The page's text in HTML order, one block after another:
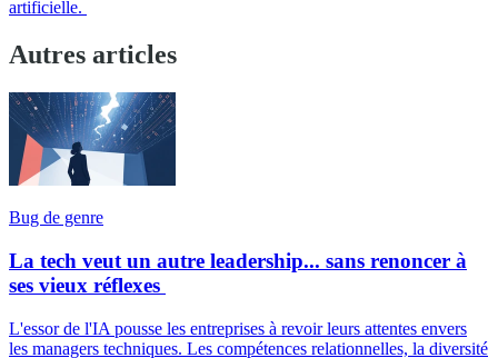
artificielle.
Autres articles
Bug de genre
La tech veut un autre leadership... sans renoncer à
ses vieux réflexes
L'essor de l'IA pousse les entreprises à revoir leurs attentes envers
les managers techniques. Les compétences relationnelles, la diversité